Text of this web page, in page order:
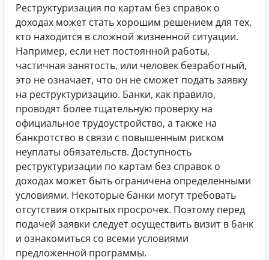
Реструктуризация по картам без справок о
доходах может стать хорошим решением для тех,
кто находится в сложной жизненной ситуации.
Например, если нет постоянной работы,
частичная занятость, или человек безработный,
это не означает, что он не сможет подать заявку
на реструктуризацию. Банки, как правило,
проводят более тщательную проверку на
официальное трудоустройство, а также на
банкротство в связи с повышенным риском
неуплаты обязательств. Доступность
реструктуризации по картам без справок о
доходах может быть ограничена определенными
условиями. Некоторые банки могут требовать
отсутствия открытых просрочек. Поэтому перед
подачей заявки следует осуществить визит в банк
и ознакомиться со всеми условиями
предложенной программы.